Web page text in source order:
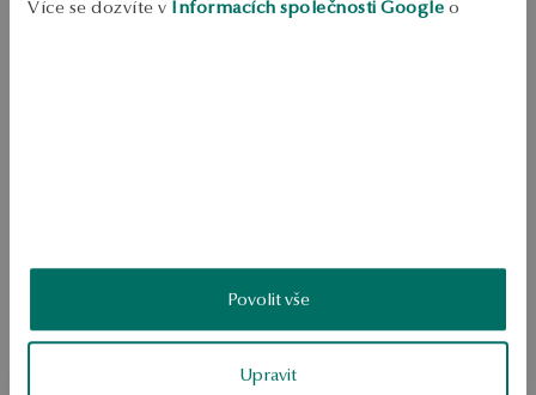
Více se dozvíte v Informacích společnosti Google o
Povolit vše
Upravit